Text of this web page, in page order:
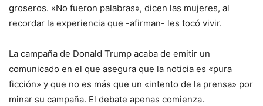
groseros. «No fueron palabras», dicen las mujeres, al
recordar la experiencia que -afirman- les tocó vivir.
La campaña de Donald Trump acaba de emitir un
comunicado en el que asegura que la noticia es «pura
ficción» y que no es más que un «intento de la prensa» por
minar su campaña. El debate apenas comienza.